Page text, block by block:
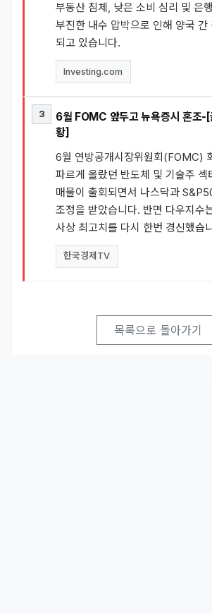
부동산 침체, 낮은 소비 심리 및 은
부진한 내수 압박으로 인해 양국 간
되고 있습니다.
Investing.com
3
6월 FOMC 앞두고 뉴욕증시 혼조-[
황]
6월 연방공개시장위원회(FOMC)
파르게 올랐던 반도체 및 기술주 섹
매물이 출회되면서 나스닥과
조정을 받았습니다. 반면 다우지수
사상 최고치를 다시 한번 경신했습
한국경제TV
목록으로 돌아가기